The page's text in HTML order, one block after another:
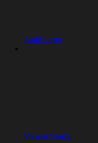
Audit Logs
Viewer Seats